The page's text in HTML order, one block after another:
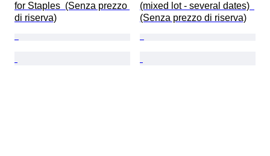
for Staples  (Senza prezzo
di riserva)
(mixed lot - several dates)
(Senza prezzo di riserva)